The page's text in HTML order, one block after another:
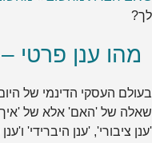
לך?
מהו ענן פרטי
בעולם העסקי הדינמי של
שאלה של 'האם' אלא של
'ענן ציבורי', 'ענן היברידי'